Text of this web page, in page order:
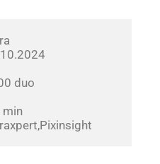
duo
min